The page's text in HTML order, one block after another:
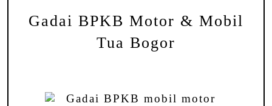
Gadai BPKB Motor & Mobil
Tua Bogor